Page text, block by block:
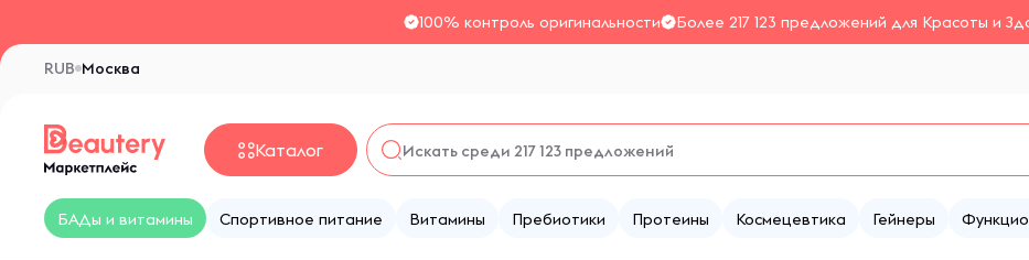
100% контроль оригинальности Более 217 123 предложений для Красоты и
Москва
RUB
Каталог
БАДы и витамины Спортивное питание Витамины Пребиотики Протеины Космецевтика Гейнеры